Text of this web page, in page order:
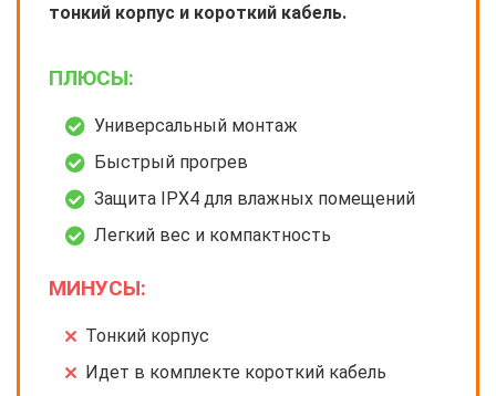
тонкий корпус и короткий кабель.
ПЛЮСЫ:
Универсальный монтаж
Быстрый прогрев
Защита IPX4 для влажных помещений
Легкий вес и компактность
МИНУСЫ:
Тонкий корпус
Идет в комплекте короткий кабель